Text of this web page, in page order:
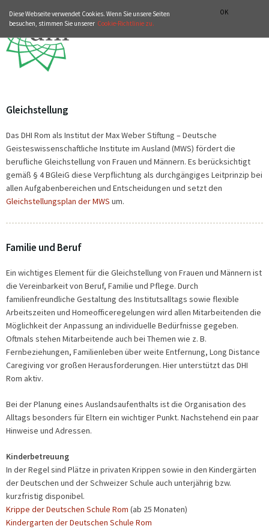
OK
Diese Webseite verwendet Cookies. Wenn Sie unsere Seiten
besuchen, stimmen Sie unserer Cookie-Richtlinie zu.
Gleichstellung
Das DHI Rom als Institut der Max Weber Stiftung – Deutsche
Geisteswissenschaftliche Institute im Ausland (MWS) fördert die
berufliche Gleichstellung von Frauen und Männern. Es berücksichtigt
gemäß § 4 BGleiG diese Verpflichtung als durchgängiges Leitprinzip bei
allen Aufgabenbereichen und Entscheidungen und setzt den
Gleichstellungsplan der MWS um.
Familie und Beruf
Ein wichtiges Element für die Gleichstellung von Frauen und Männern ist
die Vereinbarkeit von Beruf, Familie und Pflege. Durch
familienfreundliche Gestaltung des Institutsalltags sowie flexible
Arbeitszeiten und Homeofficeregelungen wird allen Mitarbeitenden die
Möglichkeit der Anpassung an individuelle Bedürfnisse gegeben.
Oftmals stehen Mitarbeitende auch bei Themen wie z. B.
Fernbeziehungen, Familienleben über weite Entfernung, Long Distance
Caregiving vor großen Herausforderungen. Hier unterstützt das DHI
Rom aktiv.
Bei der Planung eines Auslandsaufenthalts ist die Organisation des
Alltags besonders für Eltern ein wichtiger Punkt. Nachstehend ein paar
Hinweise und Adressen.
Kinderbetreuung
In der Regel sind Plätze in privaten Krippen sowie in den Kindergärten
der Deutschen und der Schweizer Schule auch unterjährig bzw.
kurzfristig disponibel.
Krippe der Deutschen Schule Rom (ab 25 Monaten)
Kindergarten der Deutschen Schule Rom